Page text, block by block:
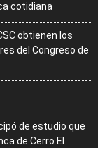
cotidiana
obtienen los
del Congreso de
de estudio que
de Cerro El